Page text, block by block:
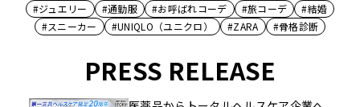
#ジュエリー #通勤服 #お呼ばれコーデ #旅コーデ
#結婚
#スニーカー
#UNIQLO（ユニクロ） #ZARA #骨格診断
PRESS RELEASE